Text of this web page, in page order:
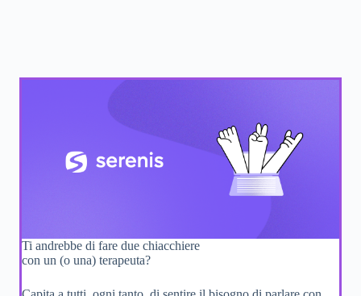
Ti andrebbe di fare due chiacchiere
con un (o una) terapeuta?